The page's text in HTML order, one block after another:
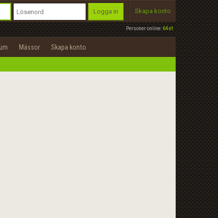
Personer online:64st
Logga in Skapa konto
Mässor Skapa konto